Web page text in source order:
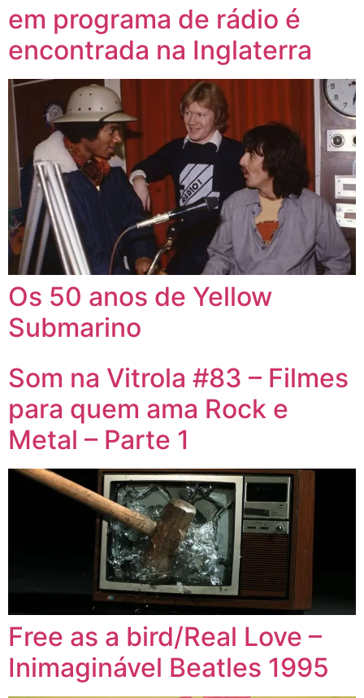
em programa de rádio é
encontrada na Inglaterra
Os 50 anos de Yellow
Submarino
Som na Vitrola #83 – Filmes
para quem ama Rock e
Metal – Parte 1
Free as a bird/Real Love –
Inimaginável Beatles 1995